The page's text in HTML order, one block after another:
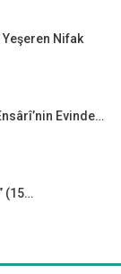
Nifak
Evinde…
(15…